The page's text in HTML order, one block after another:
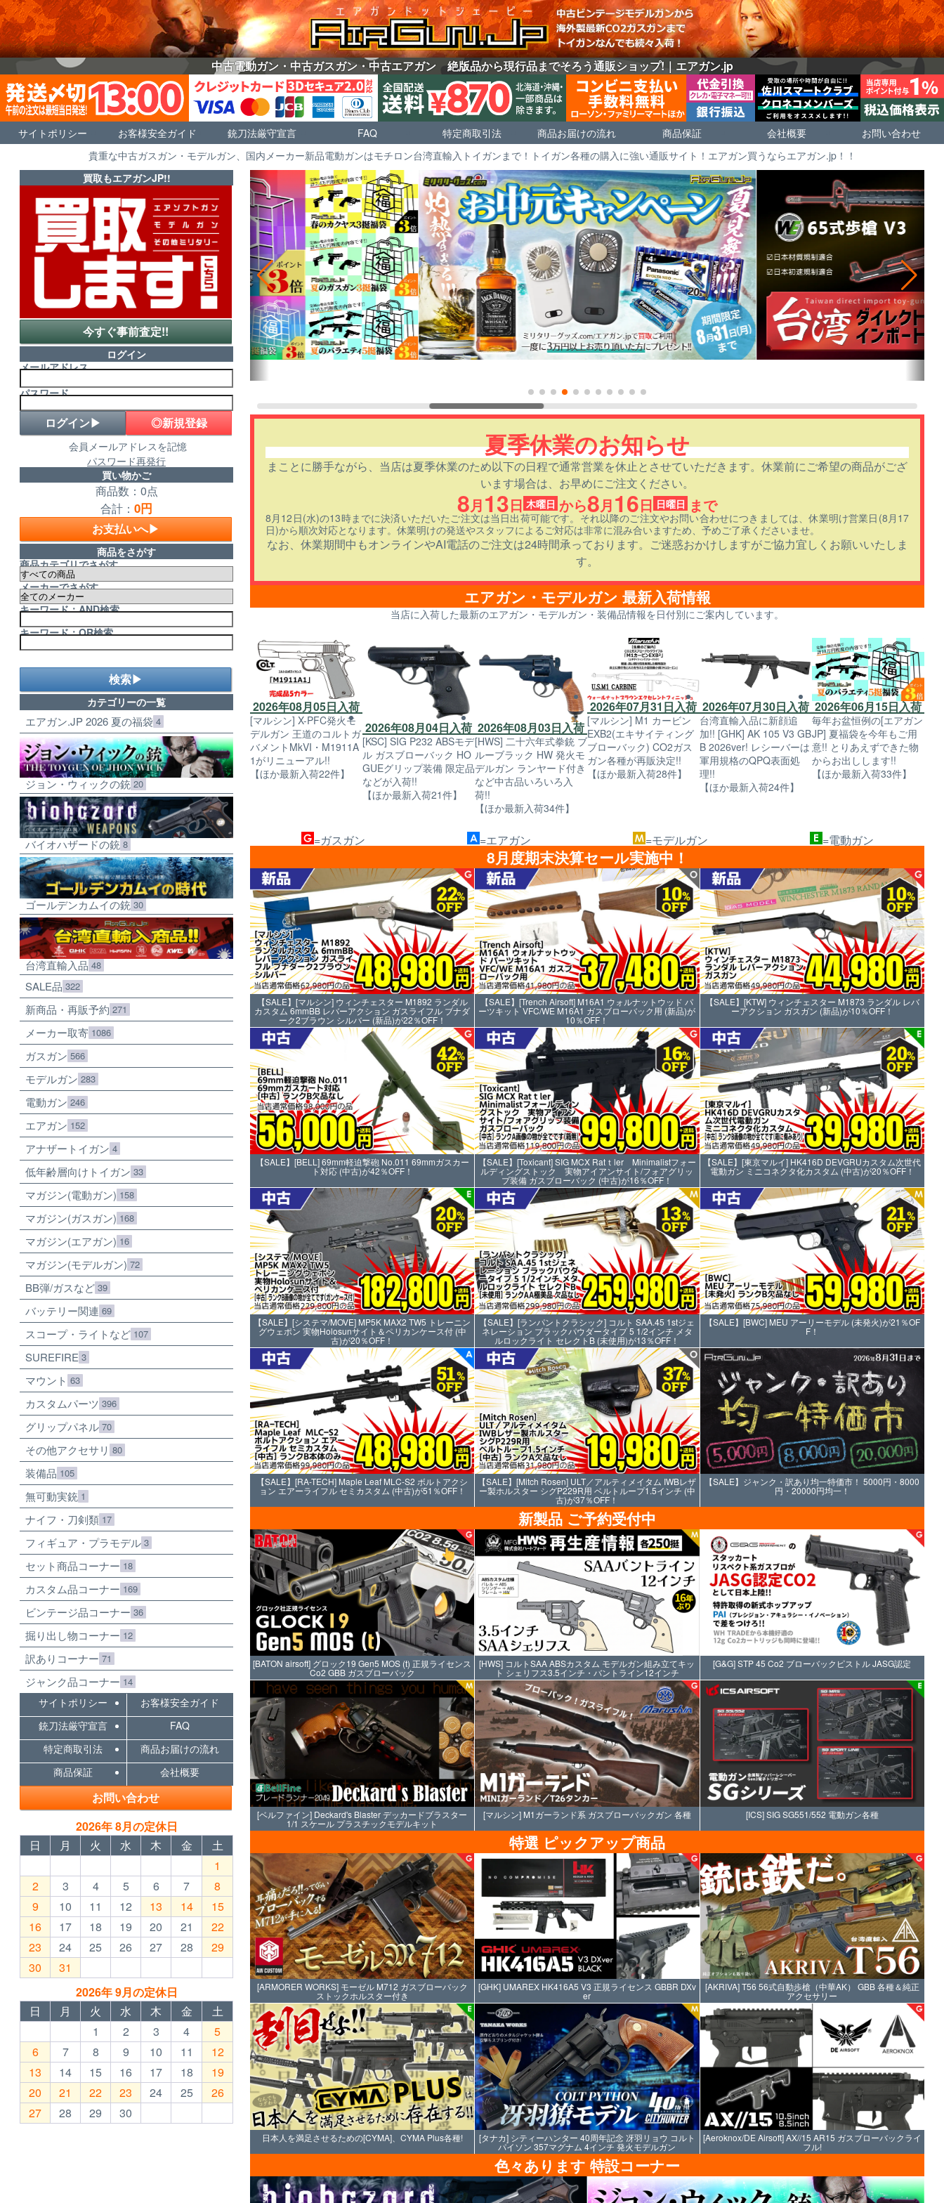
中古電動ガン・中古ガスガン・中古エアガン 絶版品から現行品までそろう通販ショップ!｜エアガン.jp
サイトポリシー お客様安全ガイド 銃刀法厳守宣言 FAQ 特定商取引法 商品お届けの流れ 商品保証 会社概要
お問い合わせ
貴重な中古ガスガン・モデルガン、国内メーカー新品電動ガンはモチロン台湾直輸入トイガンまで！トイガン各種の購入に強い通販サイト！エアガン買うならエアガン.jp！！
夏季休業のお知らせ
まことに勝手ながら、当店は夏季休業のため以下の日程で通常営業を休止とさせていただきます。休業前にご希望の商品がござ
います場合は、お早めにご注文ください。
8月13日 木曜日 から8月16日 日曜日 まで
8月12日(水)の13時までに決済いただいたご注文は当日出荷可能です。それ以降のご注文やお問い合わせにつきましては、休業明け営業日(8月17
日)から順次対応となります。休業明けの発送やスタッフによるご対応は非常に混み合いますため、予めご了承くださいませ。
なお、休業期間中もオンラインやAI電話のご注文は24時間承っております。ご迷惑おかけしますがご協力宜しくお願いいたしま
す。
エアガン・モデルガン 最新入荷情報
当店に入荷した最新のエアガン・モデルガン・装備品情報を日付別にご案内しています。
2026年08月05日入荷
[マルシン] X-PFC発火モ
デルガン 王道のコルトガ
バメントMkVI・M1911A
1がリニューアル!!
【ほか最新入荷22件】
2026年08月04日入荷
[KSC] SIG P232 ABSモデ
ル ガスブローバック HO
GUEグリップ装備 限定品
などが入荷!!
【ほか最新入荷21件】
2026年08月03日入荷
[HWS] 二十六年式拳銃 ブ
ルーブラック HW 発火モ
デルガン ランヤード付き
など中古品いろいろ入
荷!!
【ほか最新入荷34件】
2026年07月31日入荷
[マルシン] M1 カービン
EXB2(エキサイティング
ブローバック) CO2ガス
ガン各種が再販決定!!
【ほか最新入荷28件】
2026年07月30日入荷
台湾直輸入品に新顔追
加!! [GHK] AK 105 V3 GB
B 2026ver! レシーバーは
軍用規格のQPQ表面処
理!!
【ほか最新入荷24件】
2026年06月15日入荷
毎年お盆恒例の[エアガン
JP] 夏福袋を今年もご用
意!! とりあえずできた物
からお出しします!!
【ほか最新入荷33件】
=ガスガン =エアガン =モデルガン =電動ガン
8月度期末決算セール実施中！
【SALE】[マルシン] ウィンチェスター M1892 ランダル
カスタム 6mmBB レバーアクション ガスライフル ブナダ
ーク2ブラウン シルバー (新品)が22％OFF！
【SALE】[Trench Airsoft] M16A1 ウォルナットウッド パ
ーツキット VFC/WE M16A1 ガスブローバック用 (新品)が
10％OFF！
【SALE】[KTW] ウィンチェスター M1873 ランダル レバ
ーアクション ガスガン (新品)が10％OFF！
【SALE】[BELL] 69mm軽迫撃砲 No.011 69mmガスカー
ト対応 (中古)が42％OFF！
【SALE】[Toxicant] SIG MCX Ratｔler Minimalistフォー
ルディングストック 実物アイアンサイト/フォアグリッ
プ装備 ガスブローバック (中古)が16％OFF！
【SALE】[東京マルイ] HK416D DEVGRUカスタム次世代
電動ガン ミニコネクタ化カスタム (中古)が20％OFF！
【SALE】[システマ/MOVE] MP5K MAX2 TW5 トレーニン
グウェポン 実物Holosunサイト＆ペリカンケース付 (中
古)が20％OFF！
【SALE】[ランパントクラシック] コルト SAA.45 1stジェ
ネレーション ブラックパウダータイプ 5 1/2インチ メタ
ルロックライト セレクトB (未使用)が13％OFF！
【SALE】[BWC] MEU アーリーモデル (未発火)が21％OF
F！
【SALE】[RA-TECH] Maple Leaf MLC-S2 ボルトアクシ
ョン エアーライフル セミカスタム (中古)が51％OFF！
【SALE】[Mitch Rosen] ULT／アルティメイタム IWBレザ
ー製ホルスター シグP229R用 ベルトループ1.5インチ (中
古)が37％OFF！
【SALE】ジャンク・訳あり均一特価市！ 5000円・8000
円・20000円均一！
新製品 ご予約受付中
[BATON airsoft] グロック19 Gen5 MOS (t) 正規ライセンス
Co2 GBB ガスブローバック
[HWS] コルトSAA ABSカスタム モデルガン組み立てキッ
ト シェリフス3.5インチ・バントライン12インチ
[G&G] STP 45 Co2 ブローバックピストル JASG認定
[ベルファイン] Deckard's Blaster デッカードブラスター
1/1 スケール プラスチックモデルキット
[マルシン] M1ガーランド系 ガスブローバックガン 各種 [ICS] SIG SG551/552 電動ガン各種
特選 ピックアップ商品
[ARMORER WORKS] モーゼル M712 ガスブローバック
ストックホルスター付き
[GHK] UMAREX HK416A5 V3 正規ライセンス GBBR DXv
er
[AKRIVA] T56 56式自動歩槍（中華AK） GBB 各種＆純正
アクセサリー
日本人を満足させるための[CYMA]、CYMA Plus各種! [タナカ] シティーハンター 40周年記念 冴羽リョウ コルト
パイソン 357マグナム 4インチ 発火モデルガン
[Aeroknox/DE Airsoft] AX//15 AR15 ガスブローバックライ
フル!
色々あります 特設コーナー
買取もエアガンJP!!
今すぐ事前査定!!
ログイン
メールアドレス
パスワード
◎新規登録
会員メールアドレスを記憶
パスワード再発行
買い物かご
商品数：0点
合計： 0円
お支払いへ▶
商品をさがす
商品カテゴリでさがす
メーカーでさがす
キーワード：AND検索
キーワード：OR検索
検索▶
カテゴリーの一覧
エアガン.JP 2026 夏の福袋 4
ジョン・ウィックの銃 20
バイオハザードの銃 8
ゴールデンカムイの銃 30
台湾直輸入品 48
SALE品 322
新商品・再販予約 271
メーカー取寄 1086
ガスガン 566
モデルガン 283
電動ガン 246
エアガン 152
アナザートイガン 4
低年齢層向けトイガン 33
マガジン(電動ガン) 158
マガジン(ガスガン) 168
マガジン(エアガン) 16
マガジン(モデルガン) 72
BB弾/ガスなど 39
バッテリー関連 69
スコープ・ライトなど 107
SUREFIRE 3
マウント 63
カスタムパーツ 396
グリップパネル 70
その他アクセサリ 80
装備品 105
無可動実銃 1
ナイフ・刀剣類 17
フィギュア・プラモデル 3
セット商品コーナー 18
カスタム品コーナー 169
ビンテージ品コーナー 36
掘り出し物コーナー 12
訳ありコーナー 71
ジャンク品コーナー 14
サイトポリシー
お客様安全ガイド
銃刀法厳守宣言
FAQ
特定商取引法
商品お届けの流れ
商品保証
会社概要
お問い合わせ
2026年 8月の定休日
日
月 火 水 木 金
土
1
2
3 4 5 6 7
8
9
10 11 12 13 14
15
16
17 18 19 20 21
22
23
24 25 26 27 28
29
30
31
2026年 9月の定休日
日
月 火 水 木 金
土
1
2 3 4
5
6
7 8 9 10 11
12
13
14 15 16 17 18
19
20
21 22 23 24 25
26
27
28 29 30